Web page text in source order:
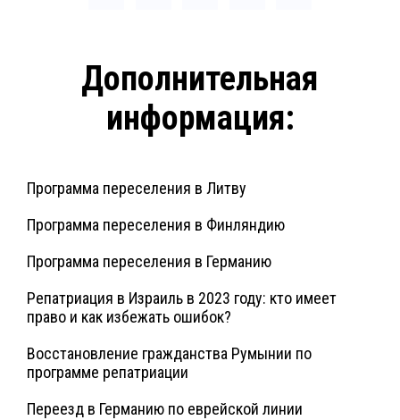
Дополнительная
информация:
Программа переселения в Литву
Программа переселения в Финляндию
Программа переселения в Германию
Репатриация в Израиль в 2023 году: кто имеет
право и как избежать ошибок?
Восстановление гражданства Румынии по
программе репатриации
Переезд в Германию по еврейской линии